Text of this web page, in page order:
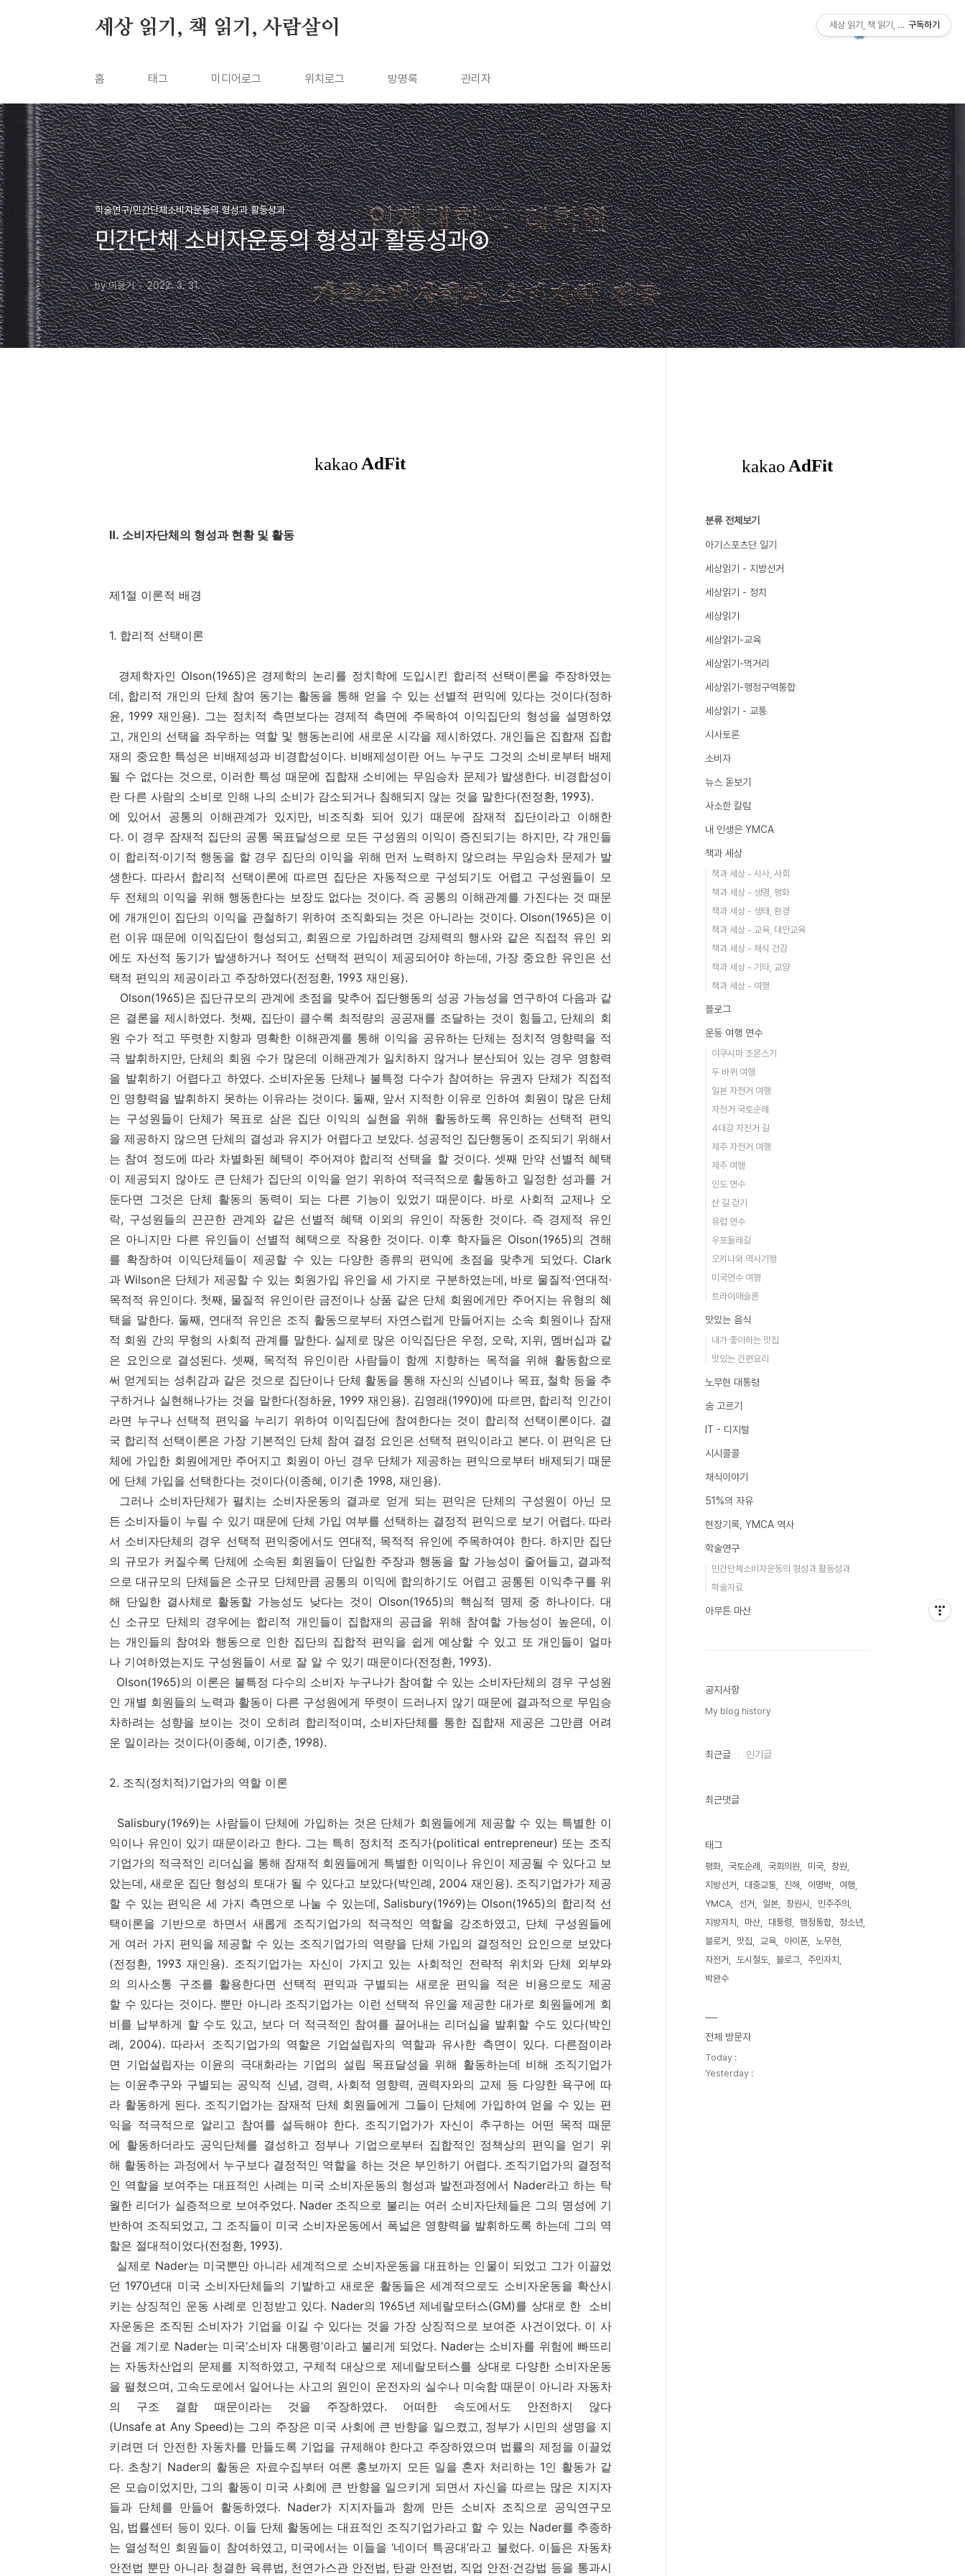
세상 읽기, 책 읽기, 사람살이
홈 태그 미디어로그 위치로그 방명록 관리자
학술연구/민간단체소비자운동의 형성과 활동성과
민간단체 소비자운동의 형성과 활동성과③
by 이윤기 2022. 3. 31.
Ⅱ. 소비자단체의 형성과 현황 및 활동
제1절 이론적 배경
1. 합리적 선택이론
경제학자인 Olson(1965)은 경제학의 논리를 정치학에 도입시킨 합리적 선택이론을 주장하였는
데, 합리적 개인의 단체 참여 동기는 활동을 통해 얻을 수 있는 선별적 편익에 있다는 것이다(정하
윤, 1999 재인용). 그는 정치적 측면보다는 경제적 측면에 주목하여 이익집단의 형성을 설명하였
고, 개인의 선택을 좌우하는 역할 및 행동논리에 새로운 시각을 제시하였다. 개인들은 집합재 집합
재의 중요한 특성은 비배제성과 비경합성이다. 비배제성이란 어느 누구도 그것의 소비로부터 배제
될 수 없다는 것으로, 이러한 특성 때문에 집합재 소비에는 무임승차 문제가 발생한다. 비경합성이
란 다른 사람의 소비로 인해 나의 소비가 감소되거나 침해되지 않는 것을 말한다(전정환, 1993).
에 있어서 공통의 이해관계가 있지만, 비조직화 되어 있기 때문에 잠재적 집단이라고 이해한
다. 이 경우 잠재적 집단의 공통 목표달성으로 모든 구성원의 이익이 증진되기는 하지만, 각 개인들
이 합리적·이기적 행동을 할 경우 집단의 이익을 위해 먼저 노력하지 않으려는 무임승차 문제가 발
생한다. 따라서 합리적 선택이론에 따르면 집단은 자동적으로 구성되기도 어렵고 구성원들이 모
두 전체의 이익을 위해 행동한다는 보장도 없다는 것이다. 즉 공통의 이해관계를 가진다는 것 때문
에 개개인이 집단의 이익을 관철하기 위하여 조직화되는 것은 아니라는 것이다. Olson(1965)은 이
런 이유 때문에 이익집단이 형성되고, 회원으로 가입하려면 강제력의 행사와 같은 직접적 유인 외
에도 자선적 동기가 발생하거나 적어도 선택적 편익이 제공되어야 하는데, 가장 중요한 유인은 선
택적 편익의 제공이라고 주장하였다(전정환, 1993 재인용).
Olson(1965)은 집단규모의 관계에 초점을 맞추어 집단행동의 성공 가능성을 연구하여 다음과 같
은 결론을 제시하였다. 첫째, 집단이 클수록 최적량의 공공재를 조달하는 것이 힘들고, 단체의 회
원 수가 적고 뚜렷한 지향과 명확한 이해관계를 통해 이익을 공유하는 단체는 정치적 영향력을 적
극 발휘하지만, 단체의 회원 수가 많은데 이해관계가 일치하지 않거나 분산되어 있는 경우 영향력
을 발휘하기 어렵다고 하였다. 소비자운동 단체나 불특정 다수가 참여하는 유권자 단체가 직접적
인 영향력을 발휘하지 못하는 이유라는 것이다. 둘째, 앞서 지적한 이유로 인하여 회원이 많은 단체
는 구성원들이 단체가 목표로 삼은 집단 이익의 실현을 위해 활동하도록 유인하는 선택적 편익
을 제공하지 않으면 단체의 결성과 유지가 어렵다고 보았다. 성공적인 집단행동이 조직되기 위해서
는 참여 정도에 따라 차별화된 혜택이 주어져야 합리적 선택을 할 것이다. 셋째 만약 선별적 혜택
이 제공되지 않아도 큰 단체가 집단의 이익을 얻기 위하여 적극적으로 활동하고 일정한 성과를 거
둔다면 그것은 단체 활동의 동력이 되는 다른 기능이 있었기 때문이다. 바로 사회적 교제나 오
락, 구성원들의 끈끈한 관계와 같은 선별적 혜택 이외의 유인이 작동한 것이다. 즉 경제적 유인
은 아니지만 다른 유인들이 선별적 혜택으로 작용한 것이다. 이후 학자들은 Olson(1965)의 견해
를 확장하여 이익단체들이 제공할 수 있는 다양한 종류의 편익에 초점을 맞추게 되었다. Clark
과 Wilson은 단체가 제공할 수 있는 회원가입 유인을 세 가지로 구분하였는데, 바로 물질적·연대적·
목적적 유인이다. 첫째, 물질적 유인이란 금전이나 상품 같은 단체 회원에게만 주어지는 유형의 혜
택을 말한다. 둘째, 연대적 유인은 조직 활동으로부터 자연스럽게 만들어지는 소속 회원이나 잠재
적 회원 간의 무형의 사회적 관계를 말한다. 실제로 많은 이익집단은 우정, 오락, 지위, 멤버십과 같
은 요인으로 결성된다. 셋째, 목적적 유인이란 사람들이 함께 지향하는 목적을 위해 활동함으로
써 얻게되는 성취감과 같은 것으로 집단이나 단체 활동을 통해 자신의 신념이나 목표, 철학 등을 추
구하거나 실현해나가는 것을 말한다(정하윤, 1999 재인용). 김영래(1990)에 따르면, 합리적 인간이
라면 누구나 선택적 편익을 누리기 위하여 이익집단에 참여한다는 것이 합리적 선택이론이다. 결
국 합리적 선택이론은 가장 기본적인 단체 참여 결정 요인은 선택적 편익이라고 본다. 이 편익은 단
체에 가입한 회원에게만 주어지고 회원이 아닌 경우 단체가 제공하는 편익으로부터 배제되기 때문
에 단체 가입을 선택한다는 것이다(이종혜, 이기춘 1998, 재인용).
그러나 소비자단체가 펼치는 소비자운동의 결과로 얻게 되는 편익은 단체의 구성원이 아닌 모
든 소비자들이 누릴 수 있기 때문에 단체 가입 여부를 선택하는 결정적 편익으로 보기 어렵다. 따라
서 소비자단체의 경우 선택적 편익중에서도 연대적, 목적적 유인에 주목하여야 한다. 하지만 집단
의 규모가 커질수록 단체에 소속된 회원들이 단일한 주장과 행동을 할 가능성이 줄어들고, 결과적
으로 대규모의 단체들은 소규모 단체만큼 공통의 이익에 합의하기도 어렵고 공통된 이익추구를 위
해 단일한 결사체로 활동할 가능성도 낮다는 것이 Olson(1965)의 핵심적 명제 중 하나이다. 대
신 소규모 단체의 경우에는 합리적 개인들이 집합재의 공급을 위해 참여할 가능성이 높은데, 이
는 개인들의 참여와 행동으로 인한 집단의 집합적 편익을 쉽게 예상할 수 있고 또 개인들이 얼마
나 기여하였는지도 구성원들이 서로 잘 알 수 있기 때문이다(전정환, 1993).
Olson(1965)의 이론은 불특정 다수의 소비자 누구나가 참여할 수 있는 소비자단체의 경우 구성원
인 개별 회원들의 노력과 활동이 다른 구성원에게 뚜렷이 드러나지 않기 때문에 결과적으로 무임승
차하려는 성향을 보이는 것이 오히려 합리적이며, 소비자단체를 통한 집합재 제공은 그만큼 어려
운 일이라는 것이다(이종혜, 이기춘, 1998).
2. 조직(정치적)기업가의 역할 이론
Salisbury(1969)는 사람들이 단체에 가입하는 것은 단체가 회원들에게 제공할 수 있는 특별한 이
익이나 유인이 있기 때문이라고 한다. 그는 특히 정치적 조직가(political entrepreneur) 또는 조직
기업가의 적극적인 리더십을 통해 잠재적 회원들에게 특별한 이익이나 유인이 제공될 수 있다고 보
았는데, 새로운 집단 형성의 토대가 될 수 있다고 보았다(박인례, 2004 재인용). 조직기업가가 제공
할 수 있는 편익은 세 가지 측면으로 나눌 수 있는데, Salisbury(1969)는 Olson(1965)의 합리적 선
택이론을 기반으로 하면서 새롭게 조직기업가의 적극적인 역할을 강조하였고, 단체 구성원들에
게 여러 가지 편익을 제공할 수 있는 조직기업가의 역량을 단체 가입의 결정적인 요인으로 보았다
(전정환, 1993 재인용). 조직기업가는 자신이 가지고 있는 사회적인 전략적 위치와 단체 외부와
의 의사소통 구조를 활용한다면 선택적 편익과 구별되는 새로운 편익을 적은 비용으로도 제공
할 수 있다는 것이다. 뿐만 아니라 조직기업가는 이런 선택적 유인을 제공한 대가로 회원들에게 회
비를 납부하게 할 수도 있고, 보다 더 적극적인 참여를 끌어내는 리더십을 발휘할 수도 있다(박인
례, 2004). 따라서 조직기업가의 역할은 기업설립자의 역할과 유사한 측면이 있다. 다른점이라
면 기업설립자는 이윤의 극대화라는 기업의 설립 목표달성을 위해 활동하는데 비해 조직기업가
는 이윤추구와 구별되는 공익적 신념, 경력, 사회적 영향력, 권력자와의 교제 등 다양한 욕구에 따
라 활동하게 된다. 조직기업가는 잠재적 단체 회원들에게 그들이 단체에 가입하여 얻을 수 있는 편
익을 적극적으로 알리고 참여를 설득해야 한다. 조직기업가가 자신이 추구하는 어떤 목적 때문
에 활동하더라도 공익단체를 결성하고 정부나 기업으로부터 집합적인 정책상의 편익을 얻기 위
해 활동하는 과정에서 누구보다 결정적인 역할을 하는 것은 부인하기 어렵다. 조직기업가의 결정적
인 역할을 보여주는 대표적인 사례는 미국 소비자운동의 형성과 발전과정에서 Nader라고 하는 탁
월한 리더가 실증적으로 보여주었다. Nader 조직으로 불리는 여러 소비자단체들은 그의 명성에 기
반하여 조직되었고, 그 조직들이 미국 소비자운동에서 폭넓은 영향력을 발휘하도록 하는데 그의 역
할은 절대적이었다(전정환, 1993).
실제로 Nader는 미국뿐만 아니라 세계적으로 소비자운동을 대표하는 인물이 되었고 그가 이끌었
던 1970년대 미국 소비자단체들의 기발하고 새로운 활동들은 세계적으로도 소비자운동을 확산시
키는 상징적인 운동 사례로 인정받고 있다. Nader의 1965년 제네랄모터스(GM)를 상대로 한 소비
자운동은 조직된 소비자가 기업을 이길 수 있다는 것을 가장 상징적으로 보여준 사건이었다. 이 사
건을 계기로 Nader는 미국‘소비자 대통령’이라고 불리게 되었다. Nader는 소비자를 위험에 빠뜨리
는 자동차산업의 문제를 지적하였고, 구체적 대상으로 제네랄모터스를 상대로 다양한 소비자운동
을 펼쳤으며, 고속도로에서 일어나는 사고의 원인이 운전자의 실수나 미숙함 때문이 아니라 자동차
의 구조 결함 때문이라는 것을 주장하였다. 어떠한 속도에서도 안전하지 않다
(Unsafe at Any Speed)는 그의 주장은 미국 사회에 큰 반향을 일으켰고, 정부가 시민의 생명을 지
키려면 더 안전한 자동차를 만들도록 기업을 규제해야 한다고 주장하였으며 법률의 제정을 이끌었
다. 초창기 Nader의 활동은 자료수집부터 여론 홍보까지 모든 일을 혼자 처리하는 1인 활동가 같
은 모습이었지만, 그의 활동이 미국 사회에 큰 반향을 일으키게 되면서 자신을 따르는 많은 지지자
들과 단체를 만들어 활동하였다. Nader가 지지자들과 함께 만든 소비자 조직으로 공익연구모
임, 법률센터 등이 있다. 이들 단체 활동에는 대표적인 조직기업가라고 할 수 있는 Nader를 추종하
는 열성적인 회원들이 참여하였고, 미국에서는 이들을 ‘네이더 특공대’라고 불렀다. 이들은 자동차
안전법 뿐만 아니라 청결한 육류법, 천연가스관 안전법, 탄광 안전법, 직업 안전·건강법 등을 통과시
분류 전체보기
아기스포츠단 일기
세상읽기 - 지방선거
세상읽기 - 정치
세상읽기
세상읽기-교육
세상읽기-먹거리
세상읽기-행정구역통합
세상읽기 - 교통
시사토론
소비자
뉴스 돋보기
사소한 칼럼
내 인생은 YMCA
책과 세상
책과 세상 - 시사, 사회
책과 세상 - 생명, 평화
책과 세상 - 생태, 환경
책과 세상 - 교육, 대안교육
책과 세상 - 채식 건강
책과 세상 - 기타, 교양
책과 세상 - 여행
블로그
운동 여행 연수
야쿠시마 조몬스기
두 바퀴 여행
일본 자전거 여행
자전거 국토순례
4대강 자전거 길
제주 자전거 여행
제주 여행
인도 연수
산 길 걷기
유럽 연수
우포둘레길
오키나와 역사기행
미국연수 여행
트라이애슬론
맛있는 음식
내가 좋아하는 맛집
맛있는 간편요리
노무현 대통령
숨 고르기
IT - 디지털
시시콜콜
채식이야기
51%의 자유
현장기록, YMCA 역사
학술연구
민간단체소비자운동의 형성과 활동성과
학술자료
아무튼 마산
공지사항
My blog history
최근글 인기글
최근댓글
태그
평화 국토순례 국회의원 미국
창원
지방선거
대중교통 진해 이명박
여행
YMCA
선거 일본 창원시
민주주의
지방자치
마산 대통령 행정통합
청소년
블로거
맛집 교육 아이폰
노무현
자전거
도시철도 블로그
주민자치
박완수
전체 방문자
Today :
Yesterday :
세상 읽기, 책 읽기, 사람살이
구독하기